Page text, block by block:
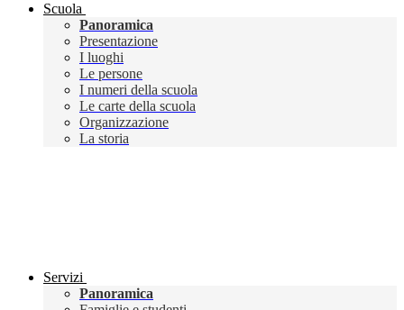
Scuola
Panoramica
Presentazione
I luoghi
Le persone
I numeri della scuola
Le carte della scuola
Organizzazione
La storia
Servizi
Panoramica